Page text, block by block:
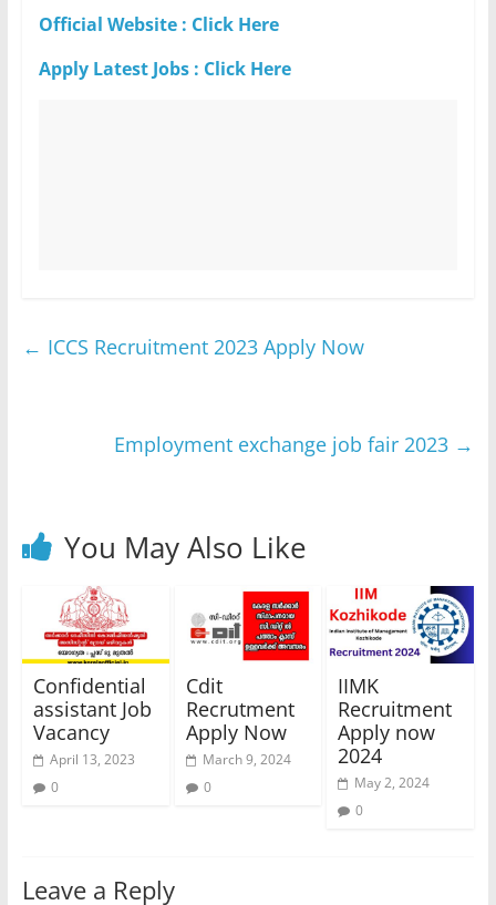
Official Website : Click Here
Apply Latest Jobs : Click Here
← ICCS Recruitment 2023 Apply Now
Employment exchange job fair 2023 →
You May Also Like
Confidential
assistant Job
Vacancy
April 13, 2023
0
Cdit
Recrutment
Apply Now
March 9, 2024
0
IIMK
Recruitment
Apply now
2024
May 2, 2024
0
Leave a Reply